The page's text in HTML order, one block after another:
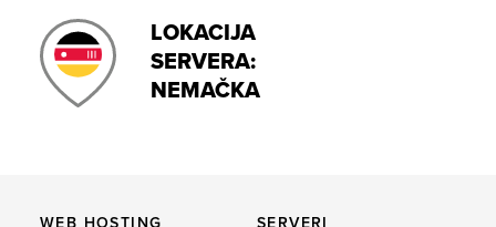
LOKACIJA
SERVERA:
NEMAČKA
WEB HOSTING SERVERI